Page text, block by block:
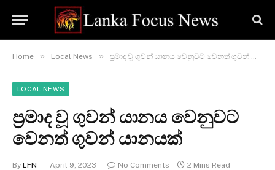
Home » Local News » ප්‍රමාද වූ ගුවන් යානය වෙනුවට වෙනත් ගුවන් යානයක්
LOCAL NEWS
ප්‍රමාද වූ ගුවන් යානය වෙනුවට
වෙනත් ගුවන් යානයක්
By LFN April 9, 2023 No Comments
2 Mins Read